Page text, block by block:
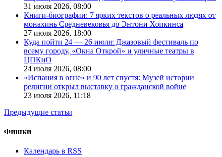
31 июля 2026, 08:00
Книги-биографии: 7 ярких текстов о реальных людях от
монахинь Средневековья до Энтони Хопкинса
27 июля 2026, 18:00
Куда пойти 24 — 26 июля: Джазовый фестиваль по
всему городу, «Окна Открой» и уличные театры в
ЦПКиО
24 июля 2026, 08:00
«Испания в огне» и 90 лет спустя: Музей истории
религии открыл выставку о гражданской войне
23 июля 2026, 11:18
Предыдущие статьи
Фишки
Календарь в RSS